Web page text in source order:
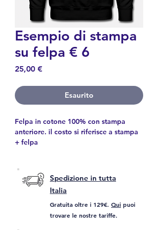
Esempio di stampa
su felpa € 6
25,00 €Prezzo
Esaurito
Felpa in cotone 100% con stampa
anteriore. il costo si riferisce a stampa
+ felpa
Spedizione in tutta
Italia
Gratuita oltre i 129€. Qui puoi
trovare le nostre tariffe.